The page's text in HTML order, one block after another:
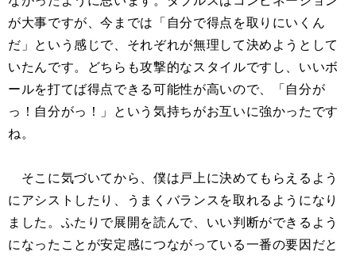
が大事ですが、今までは「自分で得点を取りにいくん
だ」という感じで、それぞれが無理して決めようとして
いたんです。どちらも攻撃的なスタイルですし、いいボ
ールを打てば得点できる可能性が高いので、「自分が
っ！自分がっ！」という気持ちがお互いに強かったです
ね。
そこに気づいてから、僕は戸上に決めてもらえるよう
にアシストしたり、うまくバランスを取れるようになり
ました。ふたりで展開を読んで、いい判断ができるよう
になったことが安定感につながっている一番の要因だと